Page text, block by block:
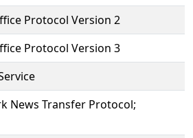
Protocol Version 2
Protocol Version 3
News Transfer Protocol;